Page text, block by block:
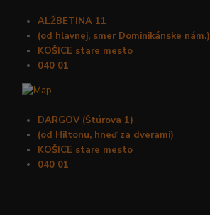
ALŽBETINA 11
(od hlavnej, smer Dominikánske nám.)
KOŠICE stare mesto
040 01
DARGOV (Štúrova 1)
(od Hiltonu, hneď za dverami)
KOŠICE stare mesto
040 01